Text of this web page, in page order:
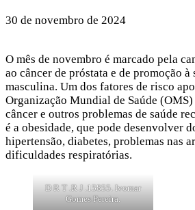
30 de novembro de 2024
O mês de novembro é marcado pela
ao câncer de próstata e de promoção à
masculina. Um dos fatores de risco
Organização Mundial de Saúde
câncer e outros problemas de saúde
é a obesidade, que pode desenvolver
hipertensão, diabetes, problemas nas
dificuldades respiratórias.
D R T .R J .15855. Ivomar
Gomes Pereira.